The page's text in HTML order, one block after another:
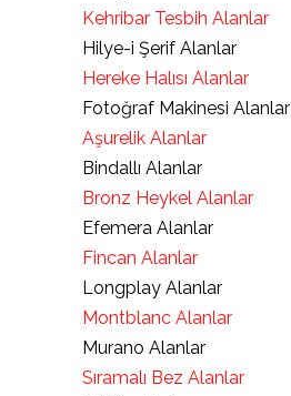
Kehribar Tesbih Alanlar
Hilye-i Şerif Alanlar
Hereke Halısı Alanlar
Fotoğraf Makinesi Alanlar
Aşurelik Alanlar
Bindallı Alanlar
Bronz Heykel Alanlar
Efemera Alanlar
Fincan Alanlar
Longplay Alanlar
Montblanc Alanlar
Murano Alanlar
Sıramalı Bez Alanlar